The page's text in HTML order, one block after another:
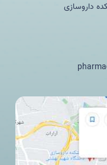
، پلاک 2660 ، دانشکده داروسازی